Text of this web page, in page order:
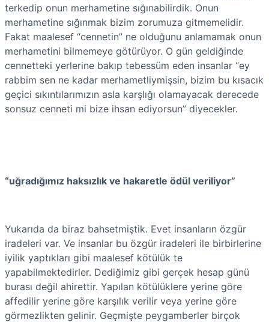
terkedip onun merhametine sığınabilirdik. Onun
merhametine sığınmak bizim zorumuza gitmemelidir.
Fakat maalesef “cennetin” ne olduğunu anlamamak onun
merhametini bilmemeye götürüyor. O gün geldiğinde
cennetteki yerlerine bakıp tebessüm eden insanlar “ey
rabbim sen ne kadar merhametliymişsin, bizim bu kısacık
geçici sıkıntılarımızın asla karşlığı olamayacak derecede
sonsuz cenneti mi bize ihsan ediyorsun” diyecekler.
“uğradığımız haksızlık ve hakaretle ödül veriliyor”
Yukarıda da biraz bahsetmiştik. Evet insanların özgür
iradeleri var. Ve insanlar bu özgür iradeleri ile birbirlerine
iyilik yaptıkları gibi maalesef kötülük te
yapabilmektedirler. Dediğimiz gibi gerçek hesap günü
burası değil ahirettir. Yapılan kötülüklere yerine göre
affedilir yerine göre karşılık verilir veya yerine göre
görmezlikten gelinir. Geçmişte peygamberler birçok